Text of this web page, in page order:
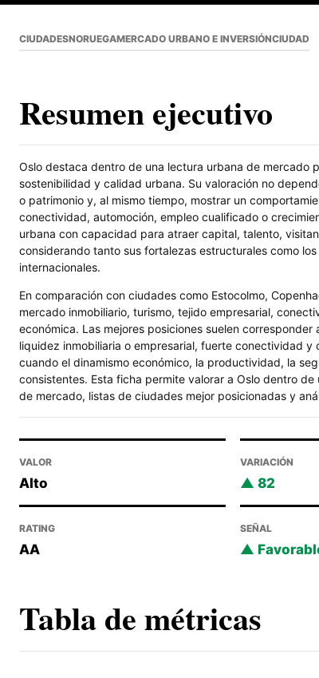
CIUDADESNORUEGAMERCADO URBANO E INVERSIÓNCIUDAD
Resumen ejecutivo
Oslo destaca dentro de una lectura urbana de mercado
sostenibilidad y calidad urbana. Su valoración no
o patrimonio y, al mismo tiempo, mostrar un
conectividad, automoción, empleo cualificado o
urbana con capacidad para atraer capital, talento,
considerando tanto sus fortalezas estructurales como
internacionales.
En comparación con ciudades como Estocolmo,
mercado inmobiliario, turismo, tejido empresarial,
económica. Las mejores posiciones suelen
liquidez inmobiliaria o empresarial, fuerte conectividad
cuando el dinamismo económico, la productividad, la
consistentes. Esta ficha permite valorar a Oslo dentro
de mercado, listas de ciudades mejor posicionadas y
VALOR
Alto
VARIACIÓN
82
RATING
AA
SEÑAL
Tabla de métricas